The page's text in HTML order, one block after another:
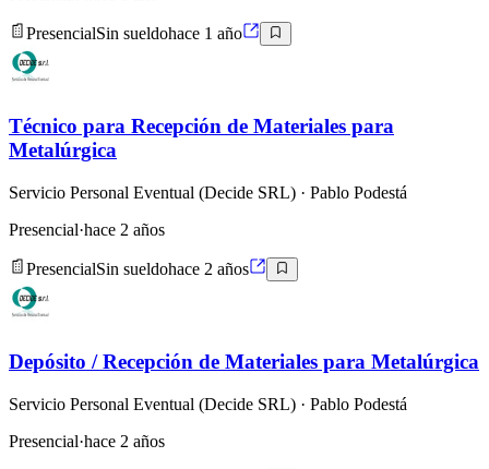
PresencialSin sueldohace 1 año
Técnico para Recepción de Materiales para
Metalúrgica
Servicio Personal Eventual (Decide SRL) · Pablo Podestá
Presencial·hace 2 años
PresencialSin sueldohace 2 años
Depósito / Recepción de Materiales para Metalúrgica
Servicio Personal Eventual (Decide SRL) · Pablo Podestá
Presencial·hace 2 años